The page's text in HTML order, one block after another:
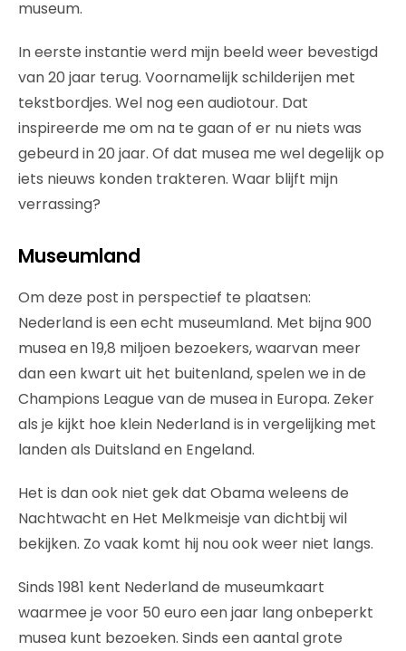
museum.
In eerste instantie werd mijn beeld weer bevestigd
van 20 jaar terug. Voornamelijk schilderijen met
tekstbordjes. Wel nog een audiotour. Dat
inspireerde me om na te gaan of er nu niets was
gebeurd in 20 jaar. Of dat musea me wel degelijk op
iets nieuws konden trakteren. Waar blijft mijn
verrassing?
Museumland
Om deze post in perspectief te plaatsen:
Nederland is een echt museumland. Met bijna 900
musea en 19,8 miljoen bezoekers, waarvan meer
dan een kwart uit het buitenland, spelen we in de
Champions League van de musea in Europa. Zeker
als je kijkt hoe klein Nederland is in vergelijking met
landen als Duitsland en Engeland.
Het is dan ook niet gek dat Obama weleens de
Nachtwacht en Het Melkmeisje van dichtbij wil
bekijken. Zo vaak komt hij nou ook weer niet langs.
Sinds 1981 kent Nederland de museumkaart
waarmee je voor 50 euro een jaar lang onbeperkt
musea kunt bezoeken. Sinds een aantal grote